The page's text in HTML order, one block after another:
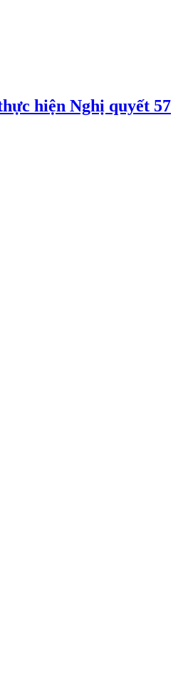
hiện Nghị quyết 57